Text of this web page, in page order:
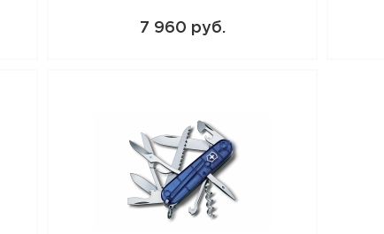
магазине BigGame по цене 7 960 руб. с доставкой в
7 960 руб.